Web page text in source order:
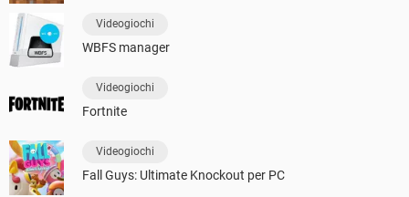
Videogiochi
WBFS manager
Videogiochi
Fortnite
Videogiochi
Fall Guys: Ultimate Knockout per PC